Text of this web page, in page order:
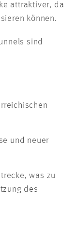
attraktiver, da
können.
sind
und neuer
was zu
des